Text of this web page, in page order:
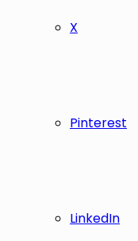
X
Pinterest
LinkedIn